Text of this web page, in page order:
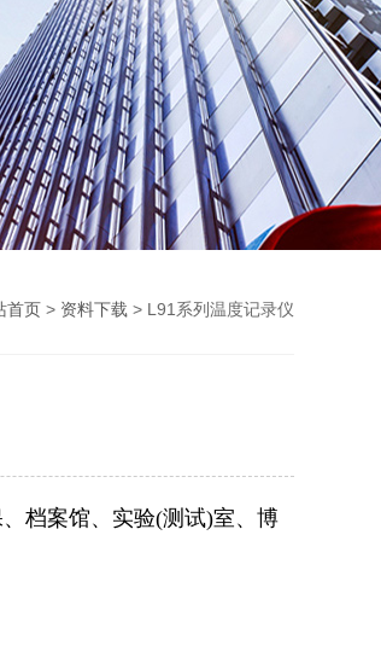
首页 > 资料下载 > L91系列温度记录仪
档案馆、实验(测试)室、博